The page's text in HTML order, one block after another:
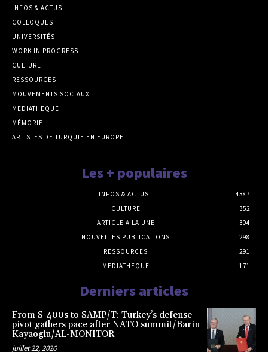
INFOS & ACTUS
COLLOQUES
UNIVERSITÉS
WORK IN PROGRESS
CULTURE
RESSOURCES
MOUVEMENTS SOCIAUX
MEDIATHEQUE
MÉMORIEL
ARTISTES DE TURQUIE EN EUROPE
Les + populaires
INFOS & ACTUS
4387
CULTURE
352
ARTICLE A LA UNE
304
NOUVELLES PUBLICATIONS
298
RESSOURCES
291
MEDIATHEQUE
171
Derniers articles
From S-400s to SAMP/T: Turkey’s defense
pivot gathers pace after NATO summit/Barin
Kayaoglu/AL-MONITOR
juillet 22, 2026